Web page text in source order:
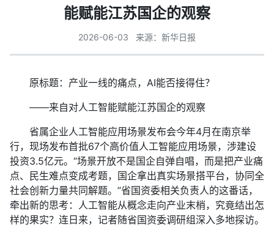
能赋能江苏国企的观察
2026-06-03 来源：新华日报
原标题：产业一线的痛点，AI能否接得住？
——来自对人工智能赋能江苏国企的观察
省属企业人工智能应用场景发布会今年4月在南京举
行，现场发布首批67个高价值人工智能应用场景，涉建设
投资3.5亿元。“场景开放不是国企自弹自唱，而是把产业痛
点、民生难点变成考题，国企拿出真实场景搭平台，协同全
社会创新力量共同解题。”省国资委相关负责人的这番话，
牵出新的思考：人工智能从概念走向产业末梢，究竟结出怎
样的果实？连日来，记者随省国资委调研组深入多地探访。